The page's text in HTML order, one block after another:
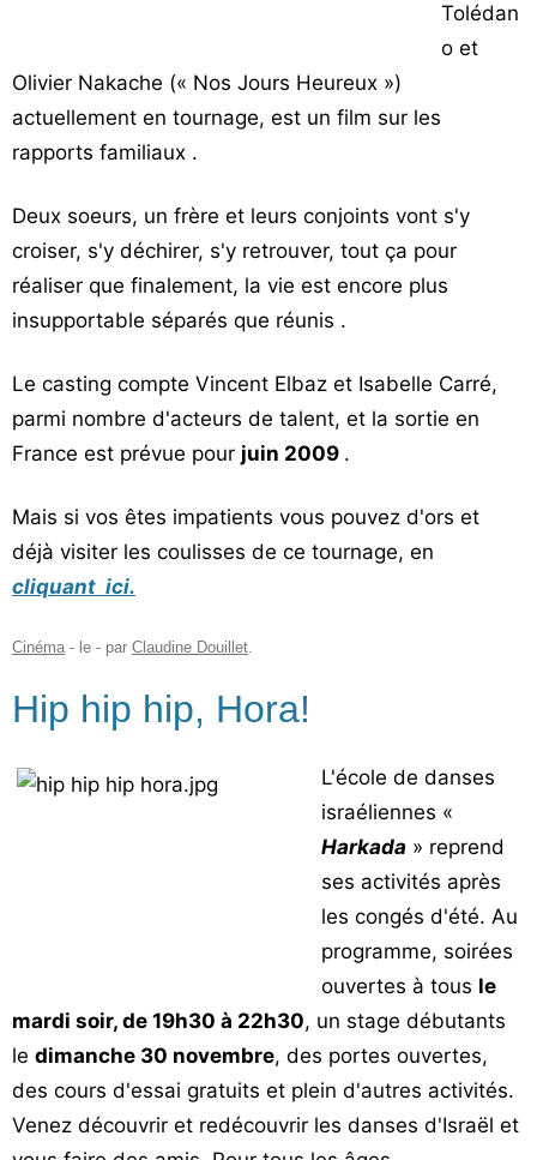
Tolédan
o et
Olivier Nakache (« Nos Jours Heureux »)
actuellement en tournage, est un film sur les
rapports familiaux .
Deux soeurs, un frère et leurs conjoints vont s'y
croiser, s'y déchirer, s'y retrouver, tout ça pour
réaliser que finalement, la vie est encore plus
insupportable séparés que réunis .
Le casting compte Vincent Elbaz et Isabelle Carré,
parmi nombre d'acteurs de talent, et la sortie en
France est prévue pour juin 2009 .
Mais si vos êtes impatients vous pouvez d'ors et
déjà visiter les coulisses de ce tournage, en
cliquant ici.
Cinéma - le - par Claudine Douillet.
Hip hip hip, Hora!
L'école de danses
israéliennes «
Harkada » reprend
ses activités après
les congés d'été. Au
programme, soirées
ouvertes à tous le
mardi soir, de 19h30 à 22h30, un stage débutants
le dimanche 30 novembre, des portes ouvertes,
des cours d'essai gratuits et plein d'autres activités.
Venez découvrir et redécouvrir les danses d'Israël et